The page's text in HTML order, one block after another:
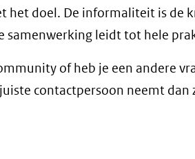
het doel. De informaliteit is de
samenwerking leidt tot hele
of heb je een andere
contactpersoon neemt